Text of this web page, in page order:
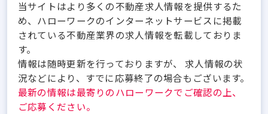
当サイトはより多くの不動産求人情報を提供するた
め、ハローワークのインターネットサービスに掲載
されている不動産業界の求人情報を転載しておりま
す。
情報は随時更新を行っておりますが、 求人情報の状
況などにより、すでに応募終了の場合もございます。
最新の情報は最寄りのハローワークでご確認の上、
ご応募ください。